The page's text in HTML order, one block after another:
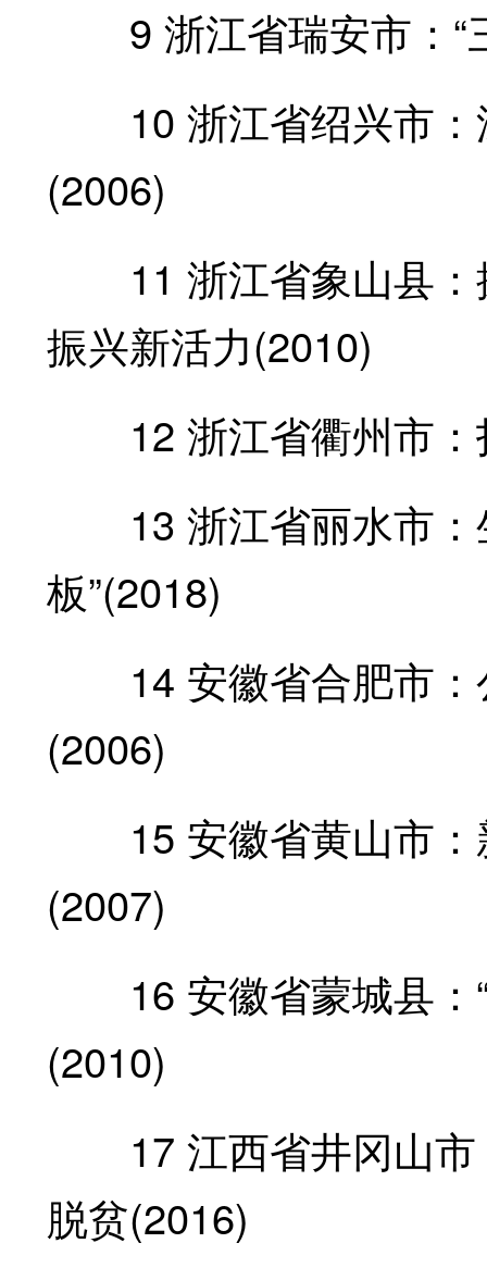
9 浙江省瑞安市：“
10 浙江省绍兴市：
(2006)
11 浙江省象山县：
振兴新活力(2010)
12 浙江省衢州市：
13 浙江省丽水市：
板”(2018)
14 安徽省合肥市：
(2006)
15 安徽省黄山市：
(2007)
16 安徽省蒙城县：“
(2010)
17 江西省井冈山市
脱贫(2016)